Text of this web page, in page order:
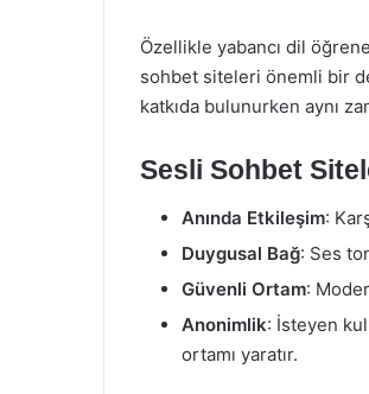
Özellikle yabancı dil
sohbet siteleri önemli bir
katkıda bulunurken aynı
Sesli Sohbet
Anında Etkileşim:
Duygusal Bağ: Ses
Güvenli Ortam:
Anonimlik: İsteyen
ortamı yaratır.